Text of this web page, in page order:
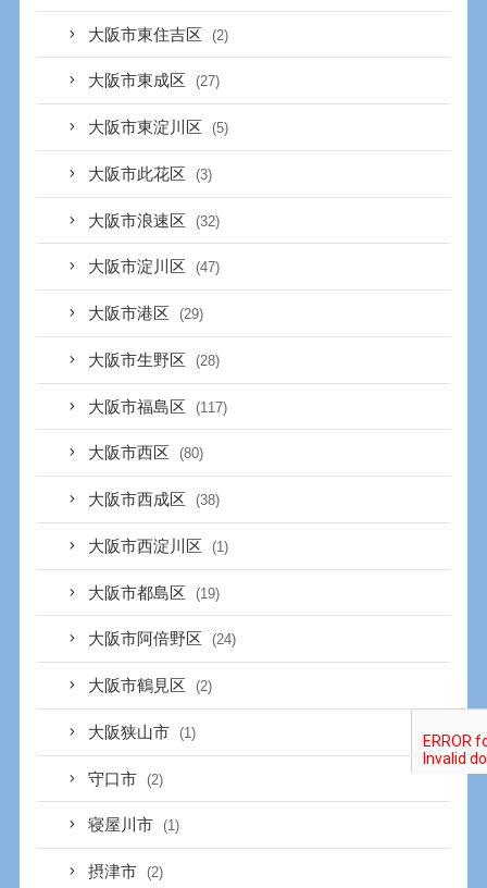
大阪市東住吉区 (2)
大阪市東成区 (27)
大阪市東淀川区 (5)
大阪市此花区 (3)
大阪市浪速区 (32)
大阪市淀川区 (47)
大阪市港区 (29)
大阪市生野区 (28)
大阪市福島区 (117)
大阪市西区 (80)
大阪市西成区 (38)
大阪市西淀川区 (1)
大阪市都島区 (19)
大阪市阿倍野区 (24)
大阪市鶴見区 (2)
大阪狭山市 (1)
守口市 (2)
寝屋川市 (1)
摂津市 (2)